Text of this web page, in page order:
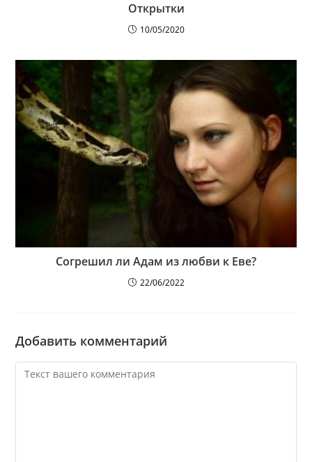
Открытки
10/05/2020
Согрешил ли Адам из любви к Еве?
22/06/2022
Добавить комментарий